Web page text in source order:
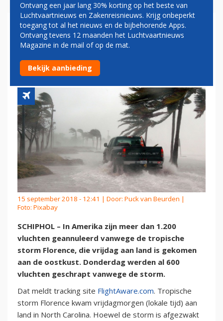
VEEL VLUCHTEN GESCHRAPT
DOOR TROPISCHE STORM
AMERIKA
15 september 2018 - 12:41 | Door: Puck van Beurden |
Foto: Pixabay
SCHIPHOL – In Amerika zijn meer dan 1.200
vluchten geannuleerd vanwege de tropische
storm Florence, die vrijdag aan land is gekomen
aan de oostkust. Donderdag werden al 600
vluchten geschrapt vanwege de storm.
Dat meldt tracking site FlightAware.com. Tropische
storm Florence kwam vrijdagmorgen (lokale tijd) aan
land in North Carolina. Hoewel de storm is afgezwakt
Ontvang een jaar lang 30% korting op het beste van
Luchtvaartnieuws en Zakenreisnieuws. Krijg onbeperkt
toegang tot al het nieuws en de bijbehorende Apps.
Ontvang tevens 12 maanden het Luchtvaartnieuws
Magazine in de mail of op de mat.
Bekijk aanbieding